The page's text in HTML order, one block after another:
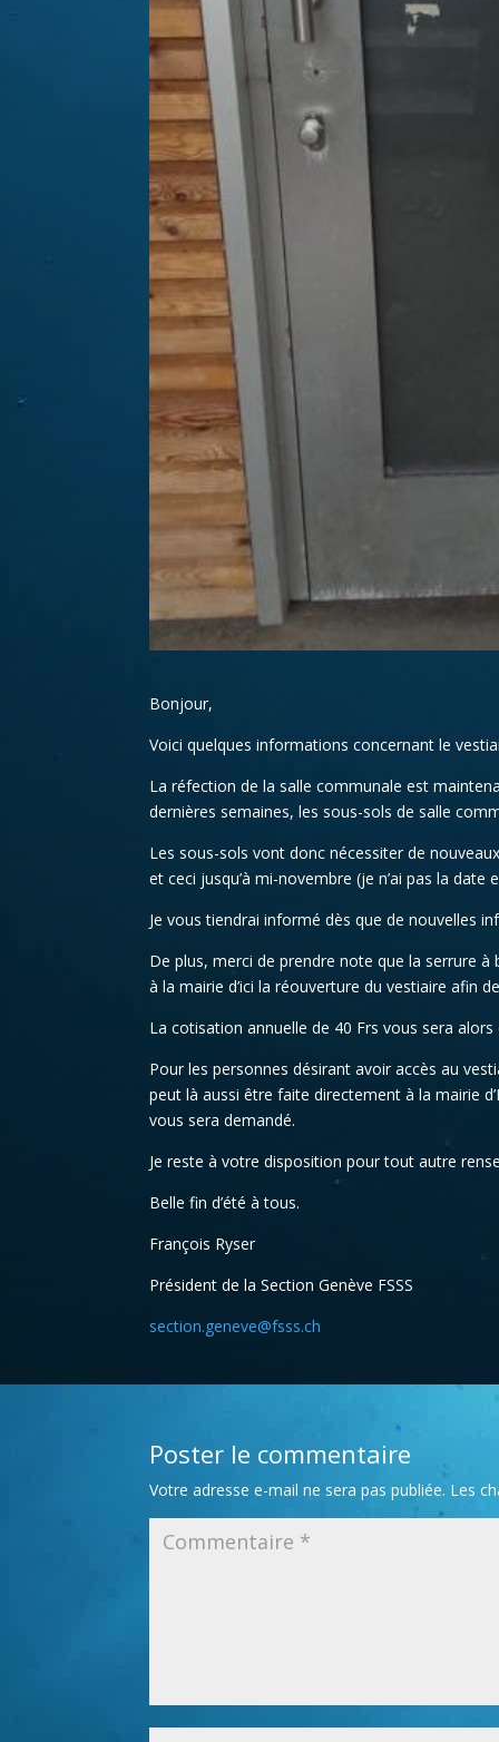
Bonjour,
Voici quelques informations concernant le
La réfection de la salle communale est
dernières semaines, les sous-sols de salle
Les sous-sols vont donc nécessiter de
et ceci jusqu’à mi-novembre (je n’ai pas la date
Je vous tiendrai informé dès que de nouvelles
De plus, merci de prendre note que la serrure
à la mairie d’ici la réouverture du vestiaire afin
La cotisation annuelle de 40 Frs vous sera alors
Pour les personnes désirant avoir accès au
peut là aussi être faite directement à la mairie
vous sera demandé.
Je reste à votre disposition pour tout autre
Belle fin d’été à tous.
François Ryser
Président de la Section Genève FSSS
section.geneve@fsss.ch
Poster le commentaire
Votre adresse e-mail ne sera pas publiée. Les